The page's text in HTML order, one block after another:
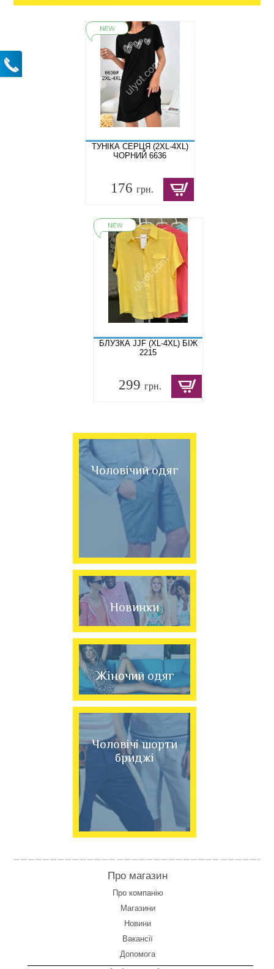
ТУНІКА СЕРЦЯ (2XL-4XL)
ЧОРНИЙ 6636
176 грн.
БЛУЗКА JJF (XL-4XL) БІЖ
2215
299 грн.
Чоловічий одяг
Новинки
Жіночий одяг
Чоловічі шорти
бриджі
Про магазин
Про компанію
Магазини
Новини
Вакансії
Допомога